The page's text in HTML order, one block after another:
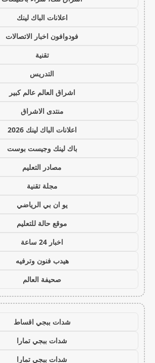
اعلانات الباك لينك
فودوافون اخبار الاتصالات
تقنية
التدريس
اشراق العالم عالم كبير
منتدى الاشراق
اعلانات الباك لينك 2026
باك لينك وجيست بوست
مصادر التعليم
مجلة تقنية
يو ان بي الرياضي
موقع حالة للتعليم
اخبار 24 ساعة
هيدب فنون وترفيه
صحيفة العالم
شدات ببجي اقساط
شدات ببجي تمارا
شدات ببجي تمارا